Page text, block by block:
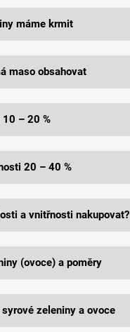
máme krmit
maso obsahovat
– 20 %
20 – 40 %
a vnitřnosti nakupovat?
(ovoce) a poměry
zeleniny a ovoce